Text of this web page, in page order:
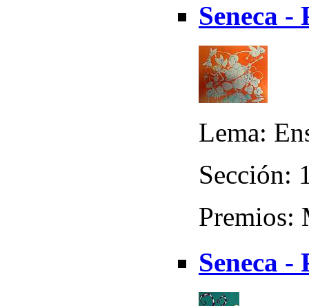
Seneca
Lema:
Sección:
Premios:
Seneca -